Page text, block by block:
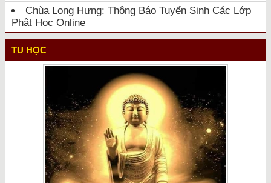
Chùa Long Hưng: Thông Báo Tuyển Sinh Các Lớp
Phật Học Online
TU HỌC